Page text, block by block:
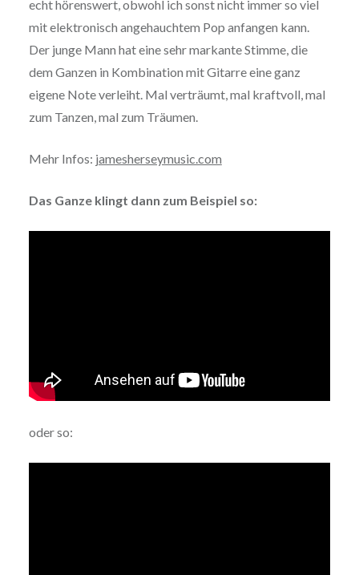
echt hörenswert, obwohl ich sonst nicht immer so viel
mit elektronisch angehauchtem Pop anfangen kann.
Der junge Mann hat eine sehr markante Stimme, die
dem Ganzen in Kombination mit Gitarre eine ganz
eigene Note verleiht. Mal verträumt, mal kraftvoll, mal
zum Tanzen, mal zum Träumen.
Mehr Infos: jamesherseymusic.com
Das Ganze klingt dann zum Beispiel so:
oder so: